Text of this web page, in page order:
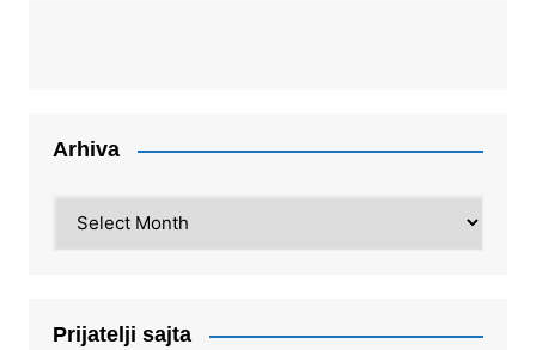
Arhiva
Prijatelji sajta